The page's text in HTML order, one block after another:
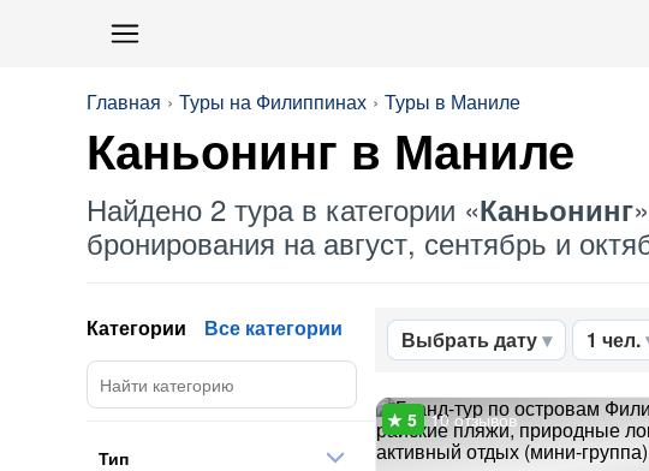
Главная Туры на Филиппинах Туры в Маниле
Каньонинг в Маниле
Найдено 2 тура в категории «Каньонинг
бронирования на август, сентябрь и
Выбрать дату 1 чел.
10 отзывов
Категории Все категории
Тип